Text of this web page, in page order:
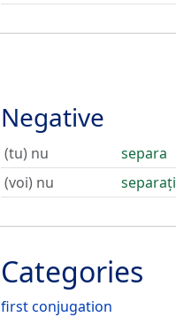
Negative
(tu) nu
separa
(voi) nu
separați
Categories
first conjugation